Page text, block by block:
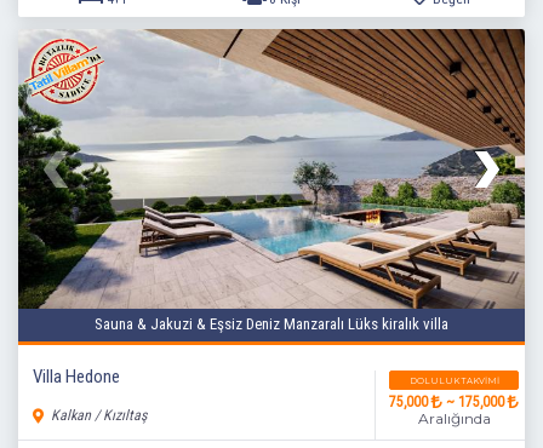
4+1 8 Kişi Beğen
Sauna & Jakuzi & Eşsiz Deniz Manzaralı Lüks kiralık villa
Villa Hedone
Kalkan / Kızıltaş
DOLULUK TAKVIMI
75,000 ~ 175,000
Aralığında